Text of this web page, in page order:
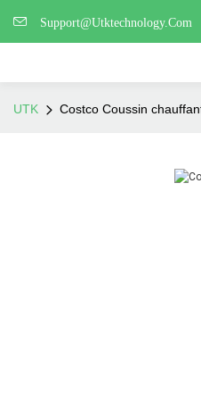
Support@Utktechnology.Com
UTK Costco Coussin